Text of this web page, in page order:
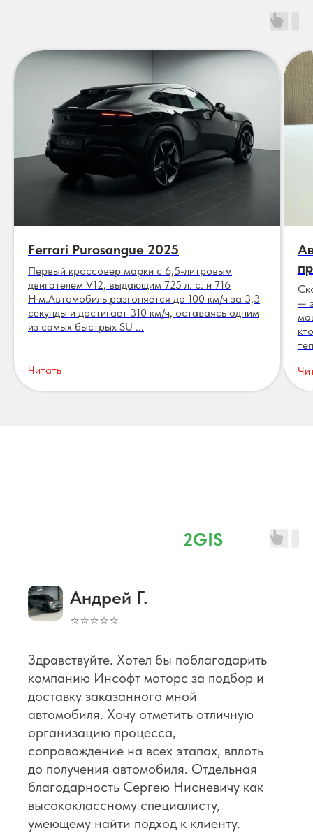
Ferrari Purosangue 2025
Первый кроссовер марки с 6,5-литровым
двигателем V12, выдающим 725 л. с. и 716
Н·м.Автомобиль разгоняется до 100 км/ч за 3,3
секунды и достигает 310 км/ч, оставаясь одним
из самых быстрых SU ...
Читать
—
2GIS
Андрей Г.
⭐⭐⭐⭐⭐
Здравствуйте. Хотел бы поблагодарить
компанию Инсофт моторс за подбор и
доставку заказанного мной
автомобиля. Хочу отметить отличную
организацию процесса,
сопровождение на всех этапах, вплоть
до получения автомобиля. Отдельная
благодарность Сергею Нисневичу как
высококлассному специалисту,
умеющему найти подход к клиенту.